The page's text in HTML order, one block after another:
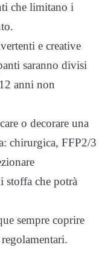
che limitano i
e creative
saranno divisi
anni non
o decorare una
chirurgica, FFP2/3
stoffa che potrà
sempre coprire